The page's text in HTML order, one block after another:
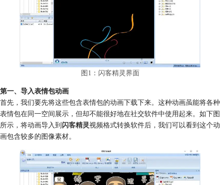
图1：闪客精灵界面
第一、导入表情包动画
首先，我们要先将这些包含表情包的动画下载下来。这种动画虽能将各种
表情包在同一空间展示，但却不能很好地在社交软件中使用起来。如下图
所示，将动画导入到 闪客精灵视频格式转换软件后，我们可以看到这个动
画包含较多的图像素材。